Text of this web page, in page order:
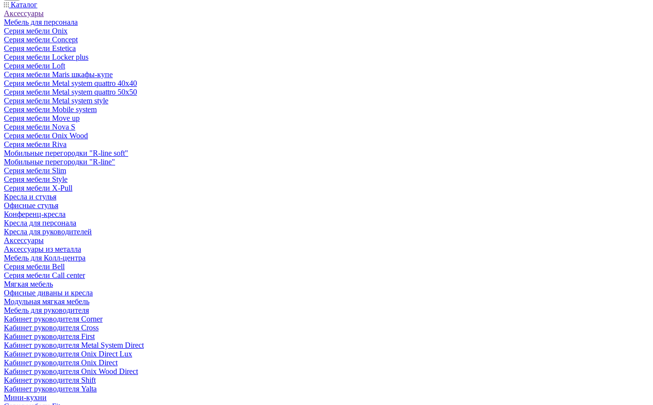
Каталог
Аксессуары
Мебель для персонала
Серия мебели Onix
Серия мебели Concept
Серия мебели Estetica
Серия мебели Locker plus
Серия мебели Loft
Серия мебели Maris шкафы-купе
Серия мебели Metal system quattro 40x40
Серия мебели Metal system quattro 50x50
Серия мебели Metal system style
Серия мебели Mobile system
Серия мебели Move up
Серия мебели Nova S
Серия мебели Onix Wood
Серия мебели Riva
Мобильные перегородки "R-line soft"
Мобильные перегородки "R-line"
Серия мебели Slim
Серия мебели Style
Серия мебели X-Pull
Кресла и стулья
Офисные стулья
Конференц-кресла
Кресла для персонала
Кресла для руководителей
Аксессуары
Аксессуары из металла
Мебель для Колл-центра
Серия мебели Bell
Серия мебели Call center
Мягкая мебель
Офисные диваны и кресла
Модульная мягкая мебель
Мебель для руководителя
Кабинет руководителя Corner
Кабинет руководителя Cross
Кабинет руководителя First
Кабинет руководителя Metal System Direct
Кабинет руководителя Onix Direct Lux
Кабинет руководителя Onix Direct
Кабинет руководителя Onix Wood Direct
Кабинет руководителя Shift
Кабинет руководителя Yalta
Мини-кухни